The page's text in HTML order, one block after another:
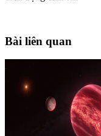
Bài liên quan